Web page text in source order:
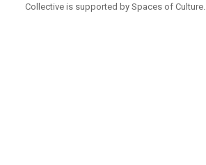
Collective is supported by Spaces of Culture.